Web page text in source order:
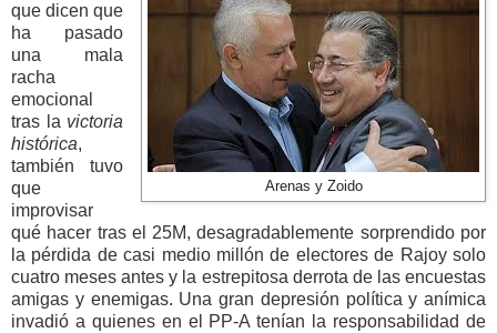
Arenas y Zoido
que dicen que
ha pasado
una mala
racha
emocional
tras la victoria
histórica,
también tuvo
que
improvisar
qué hacer tras el 25M, desagradablemente sorprendido por
la pérdida de casi medio millón de electores de Rajoy solo
cuatro meses antes y la estrepitosa derrota de las encuestas
amigas y enemigas. Una gran depresión política y anímica
invadió a quienes en el PP-A tenían la responsabilidad de